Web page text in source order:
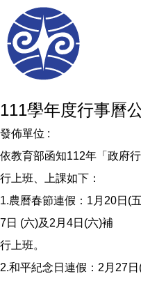
111學年度行事曆
發佈單位 :
依教育部函知112年「政府
行上班、上課如下：
1.農曆春節連假：1月20日(
7日 (六)及2月4日(六)補
行上班。
2.和平紀念日連假：2月27